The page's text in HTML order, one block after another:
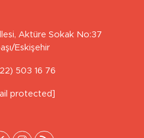
Aktüre Sokak No:37
Eskişehir
503 16 76
protected]